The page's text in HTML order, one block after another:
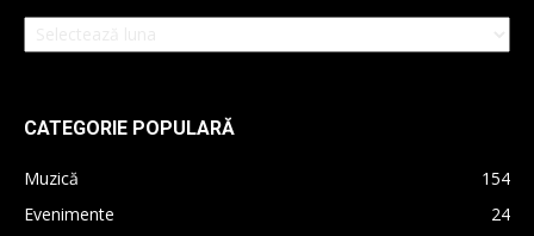
Arhive
CATEGORIE POPULARĂ
Muzică
154
Evenimente
24